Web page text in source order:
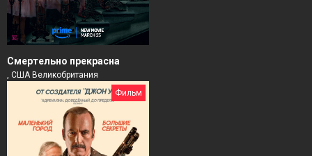
Смертельно прекрасна
, США Великобритания
Фильм